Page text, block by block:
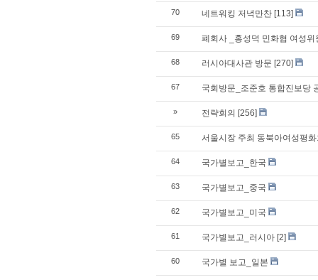
70 네트워킹 저녁만찬 [113]
69 폐회사 _홍성덕 민화협 여성위
68 러시아대사관 방문 [270]
67 국회방문_조준호 통합진보당
» 전략회의 [256]
65 서울시장 주최 동북아여성평
64 국가별보고_한국
63 국가별보고_중국
62 국가별보고_미국
61 국가별보고_러시아 [2]
60 국가별 보고_일본